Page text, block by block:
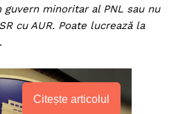
guvern minoritar al PNL sau nu
cu AUR. Poate lucrează la
Citește articolul